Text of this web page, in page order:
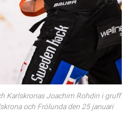
Karlskronas Joachim Rohdin i gruff
och Frölunda den 25 januari